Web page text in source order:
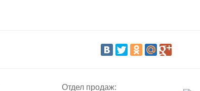
Отдел продаж: